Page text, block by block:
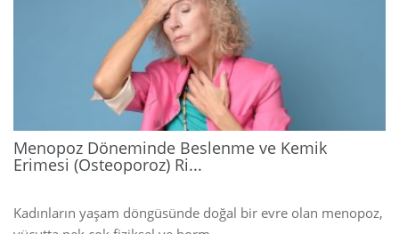
Menopoz Döneminde Beslenme ve Kemik
Erimesi (Osteoporoz) Ri...
Kadınların yaşam döngüsünde doğal bir evre olan menopoz,